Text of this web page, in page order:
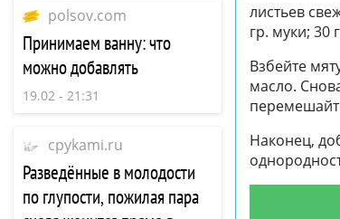
polsov.com
​Принимаем ванну: что
можно добавлять
19.02 - 21:31
cpykami.ru
Разведённые в молодости
по глупости, пожилая пара
листьев
гр. муки; 30
Взбейте
масло.
Наконец,